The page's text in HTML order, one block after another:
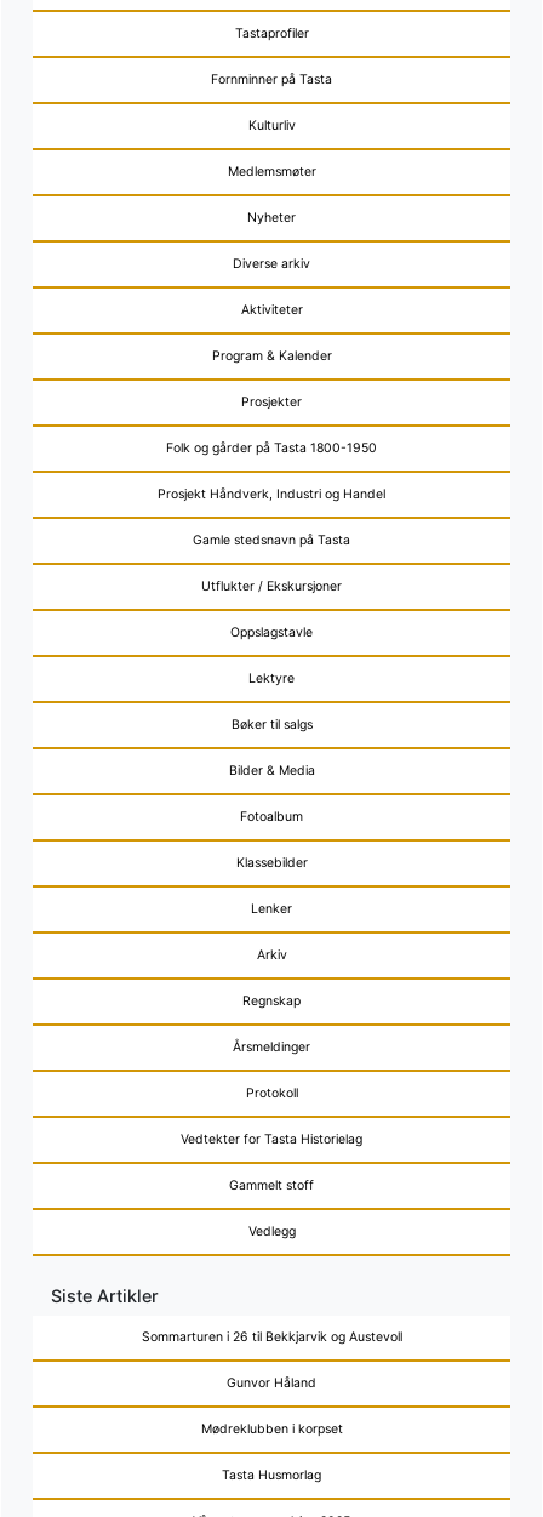
Tastaprofiler
Fornminner på Tasta
Kulturliv
Medlemsmøter
Nyheter
Diverse arkiv
Aktiviteter
Program & Kalender
Prosjekter
Folk og gårder på Tasta 1800-1950
Prosjekt Håndverk, Industri og Handel
Gamle stedsnavn på Tasta
Utflukter / Ekskursjoner
Oppslagstavle
Lektyre
Bøker til salgs
Bilder & Media
Fotoalbum
Klassebilder
Lenker
Arkiv
Regnskap
Årsmeldinger
Protokoll
Vedtekter for Tasta Historielag
Gammelt stoff
Vedlegg
Siste Artikler
Sommarturen i 26 til Bekkjarvik og Austevoll
Gunvor Håland
Mødreklubben i korpset
Tasta Husmorlag